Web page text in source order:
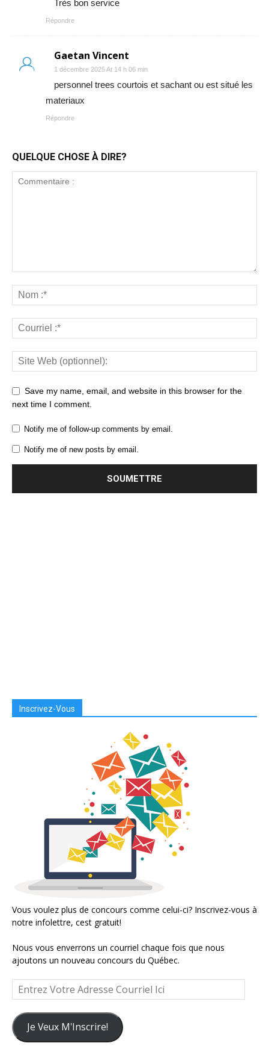
Très bon service
Répondre
Gaetan Vincent
1 décembre 2025 At 14 h 06 min
personnel trees courtois et sachant ou est situé les
materiaux
Répondre
QUELQUE CHOSE À DIRE?
Save my name, email, and website in this browser for the
next time I comment.
Notify me of follow-up comments by email.
Notify me of new posts by email.
Inscrivez-Vous
Vous voulez plus de concours comme celui-ci? Inscrivez-vous à
notre infolettre, cest gratuit!
Nous vous enverrons un courriel chaque fois que nous
ajoutons un nouveau concours du Québec.
Entrez
Votre
Adresse
Courriel
Ici
Je Veux M'Inscrire!